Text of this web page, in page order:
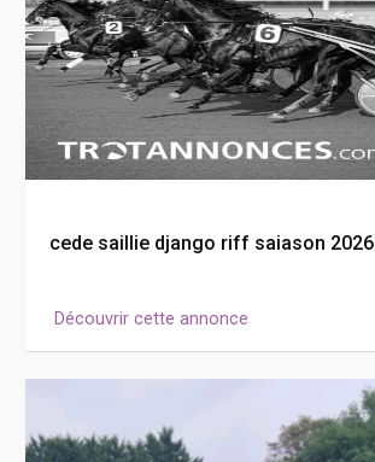
cede saillie django riff saiason 2026
Découvrir cette annonce